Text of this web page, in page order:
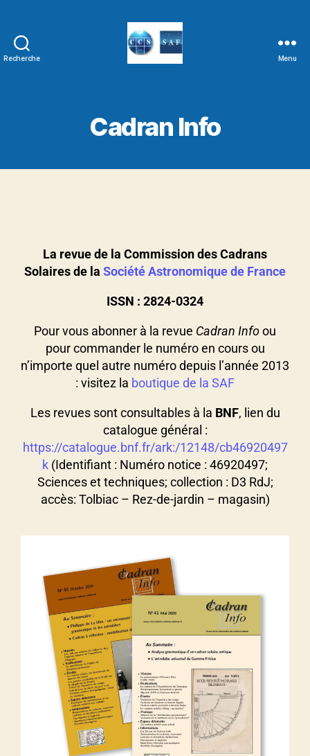
Recherche Menu
Cadran Info
La revue de la Commission des Cadrans
Solaires de la Société Astronomique de France
ISSN : 2824-0324
Pour vous abonner à la revue Cadran Infoou
pour commander le numéro en cours ou
n’importe quel autre numéro depuis l’année 2013
: visitez la boutique de la SAF
Les revues sont consultables à la BNF, lien du
catalogue général :
https://catalogue.bnf.fr/ark:/12148/cb46920497
k (Identifiant : Numéro notice : 46920497;
Sciences et techniques; collection : D3 RdJ;
accès: Tolbiac – Rez-de-jardin – magasin)